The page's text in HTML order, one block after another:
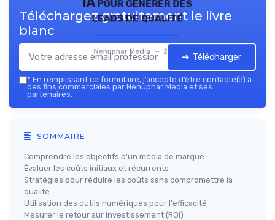
leads de qualité
Nenuphar Media — 2026
Téléchargez gratuitement le livre
blanc
➔ Télécharger
* En remplissant ce formulaire, j’accepte d’être contacté(e) à
des fins commerciales par Nenuphar Media et ses
partenaires.
SOMMAIRE
Comprendre les objectifs d'un média de marque
Évaluer les coûts initiaux et récurrents
Stratégies pour réduire les coûts sans compromettre la
qualité
Utilisation des outils numériques pour l'efficacité
Mesurer le retour sur investissement (ROI)